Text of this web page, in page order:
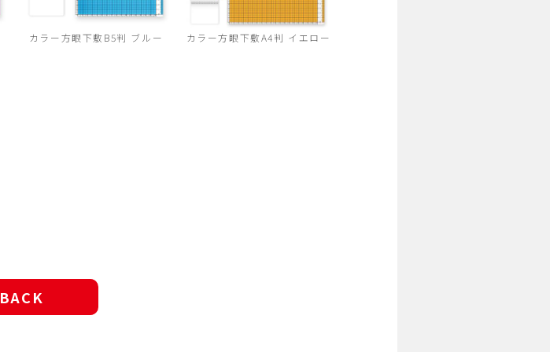
カラー方眼下敷B5判 ブルー カラー方眼下敷A4判 イエロー
BACK